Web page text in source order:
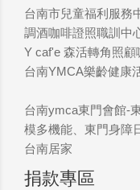
台南市兒童福利服務
調酒咖啡證照職訓中
Y caf'e 森活轉角照顧
台南YMCA樂齡健康
台南ymca東門會館-
模多機能、東門身障
台南居家
捐款專區